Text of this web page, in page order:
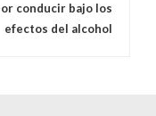
conducir bajo los
efectos del alcohol